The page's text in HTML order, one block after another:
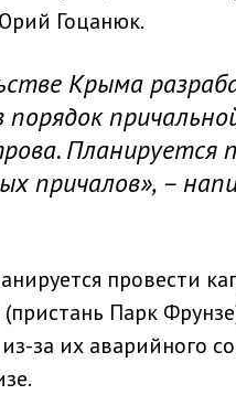
Гоцанюк.
Крыма
порядок
Планируется
причалов», –
провести
Парк
за их аварийного